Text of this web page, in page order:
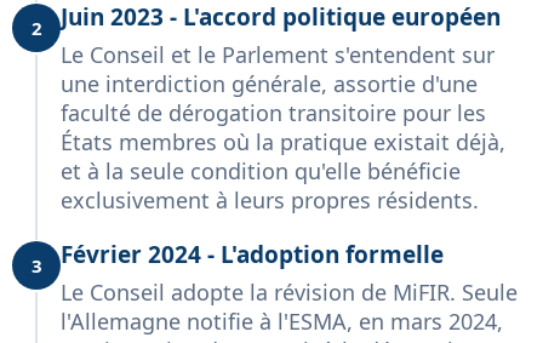
2 Juin 2023 - L'accord politique européen
Le Conseil et le Parlement s'entendent sur
une interdiction générale, assortie d'une
faculté de dérogation transitoire pour les
États membres où la pratique existait déjà,
et à la seule condition qu'elle bénéficie
exclusivement à leurs propres résidents.
3 Février 2024 - L'adoption formelle
Le Conseil adopte la révision de MiFIR. Seule
l'Allemagne notifie à l'ESMA, en mars 2024,